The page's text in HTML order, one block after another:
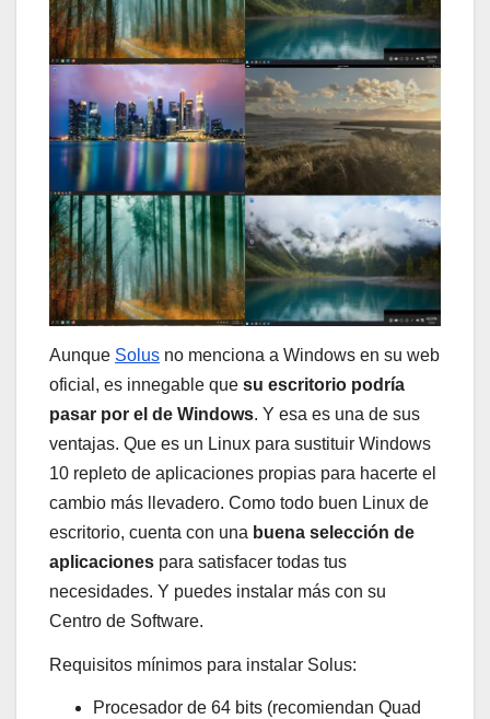
Aunque Solus no menciona a Windows en su web
oficial, es innegable que su escritorio podría
pasar por el de Windows. Y esa es una de sus
ventajas. Que es un Linux para sustituir Windows
10 repleto de aplicaciones propias para hacerte el
cambio más llevadero. Como todo buen Linux de
escritorio, cuenta con una buena selección de
aplicaciones para satisfacer todas tus
necesidades. Y puedes instalar más con su
Centro de Software.
Requisitos mínimos para instalar Solus:
Procesador de 64 bits (recomiendan Quad